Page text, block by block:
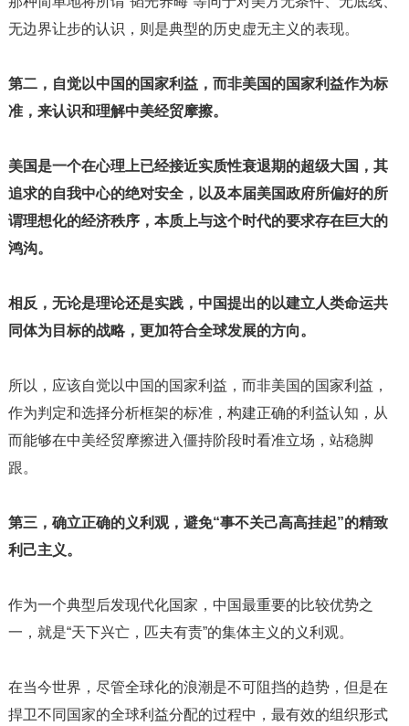
无边界让步的认识，则是典型的历史虚无主义的表现。
第二， 自觉以中国的国家利益，而非美国的国家利益作为标
准，来认识和理解中美经贸摩擦。
美国是一个在心理上已经接近实质性衰退期的超级大国，其
追求的自我中心的绝对安全，以及本届美国政府所偏好的所
谓理想化的经济秩序，本质上与这个时代的要求存在巨大的
鸿沟。
相反，无论是理论还是实践，中国提出的以建立人类命运共
同体为目标的战略，更加符合全球发展的方向。
所以，应该自觉以中国的国家利益，而非美国的国家利益，
作为判定和选择分析框架的标准，构建正确的利益认知，从
而能够在中美经贸摩擦进入僵持阶段时看准立场，站稳脚
跟。
第三，确立正确的义利观，避免“事不关己高高挂起”的精致
利己主义。
作为一个典型后发现代化国家，中国最重要的比较优势之
一，就是“天下兴亡，匹夫有责”的集体主义的义利观。
在当今世界，尽管全球化的浪潮是不可阻挡的趋势，但是在
捍卫不同国家的全球利益分配的过程中，最有效的组织形式